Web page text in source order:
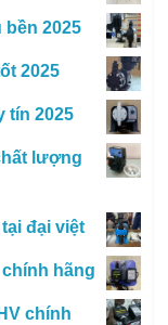
2025
2025
tín 2025
lượng
đại việt
hãng
chính